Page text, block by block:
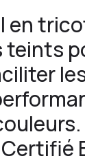
en
teints